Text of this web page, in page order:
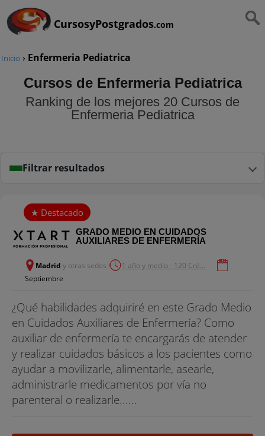
CursosyPostgrados.com
Inicio › Enfermeria Pediatrica
Cursos de Enfermeria Pediatrica
Ranking de los mejores 20 Cursos de
Enfermeria Pediatrica
Filtrar resultados
GRADO MEDIO EN CUIDADOS
AUXILIARES DE ENFERMERÍA
Madrid y otras sedes
1 año y medio - 120 Cré...
Septiembre
¿Qué habilidades adquiriré en este Grado Medio
en Cuidados Auxiliares de Enfermería? Como
auxiliar de enfermería te encargarás de atender
y realizar cuidados básicos a los pacientes como
ayudar a movilizarle, alimentarle, asearle,
administrarle medicamentos por vía no
parenteral o realizarle......